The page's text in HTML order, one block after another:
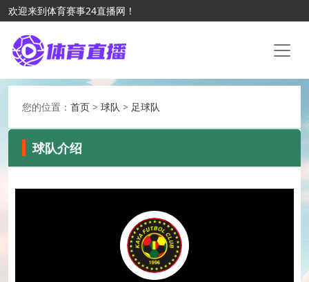
欢迎来到体育赛事24直播网！
您的位置： 首页 > 球队 > 足球队
球队介绍